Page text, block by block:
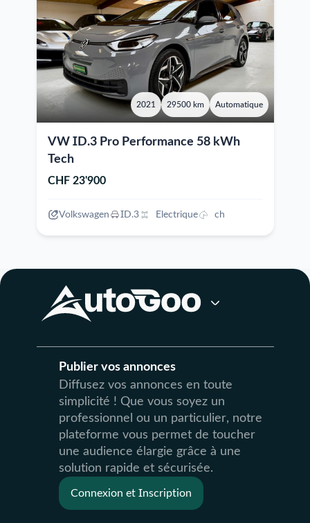
2021 29500 km Automatique
VW ID.3 Pro Performance 58 kWh
Tech
CHF 23'900
Volkswagen ID.3 Electrique ch
Publier vos annonces
Diffusez vos annonces en toute
simplicité ! Que vous soyez un
professionnel ou un particulier, notre
plateforme vous permet de toucher
une audience élargie grâce à une
solution rapide et sécurisée.
Connexion et Inscription